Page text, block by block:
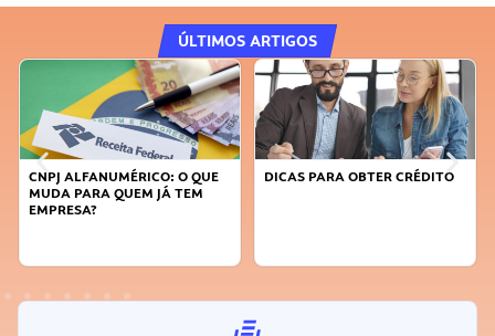
ÚLTIMOS ARTIGOS
DICAS PARA OBTER CRÉDITO
FAÇA A DIFERENÇA: SEJA